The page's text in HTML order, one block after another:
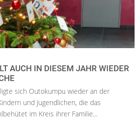
AUCH IN DIESEM JAHR WIEDER
sich Outokumpu wieder an der
und Jugendlichen, die das
im Kreis ihrer Familie...